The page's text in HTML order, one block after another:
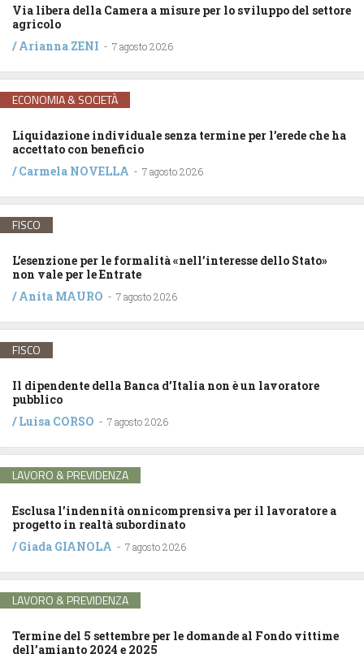
Via libera della Camera a misure per lo sviluppo del settore
agricolo
/Arianna ZENI - 7 agosto 2026
ECONOMIA & SOCIETÀ
Liquidazione individuale senza termine per l’erede che ha
accettato con beneficio
/Carmela NOVELLA - 7 agosto 2026
FISCO
L’esenzione per le formalità «nell’interesse dello Stato»
non vale per le Entrate
/Anita MAURO - 7 agosto 2026
FISCO
Il dipendente della Banca d’Italia non è un lavoratore
pubblico
/Luisa CORSO - 7 agosto 2026
LAVORO & PREVIDENZA
Esclusa l’indennità onnicomprensiva per il lavoratore a
progetto in realtà subordinato
/Giada GIANOLA - 7 agosto 2026
LAVORO & PREVIDENZA
Termine del 5 settembre per le domande al Fondo vittime
dell’amianto 2024 e 2025